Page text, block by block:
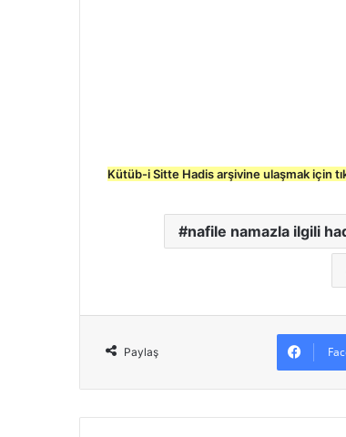
Kütüb-i Sitte Hadis arşivine ulaşmak için
nafile namazla ilgili
Paylaş